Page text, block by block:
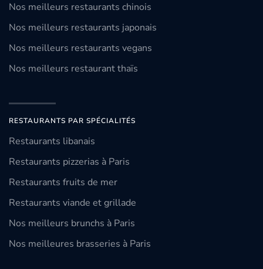
Nos meilleurs restaurants chinois
Nos meilleurs restaurants japonais
Nos meilleurs restaurants vegans
Nos meilleurs restaurant thaïs
RESTAURANTS PAR SPÉCIALITÉS
Restaurants libanais
Restaurants pizzerias à Paris
Restaurants fruits de mer
Restaurants viande et grillade
Nos meilleurs brunchs à Paris
Nos meilleures brasseries à Paris